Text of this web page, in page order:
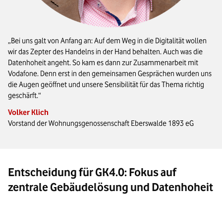
Bei uns galt von Anfang an: Auf dem Weg in die Digitalität wollen
wir das Zepter des Handelns in der Hand behalten. Auch was die
Datenhoheit angeht. So kam es dann zur Zusammenarbeit mit
Vodafone. Denn erst in den gemeinsamen Gesprächen wurden uns
die Augen geöffnet und unsere Sensibilität für das Thema richtig
geschärft.
Volker Klich
Vorstand der Wohnungsgenossenschaft Eberswalde 1893 eG
Entscheidung für GK4.0: Fokus auf
zentrale Gebäudelösung und Datenhoheit